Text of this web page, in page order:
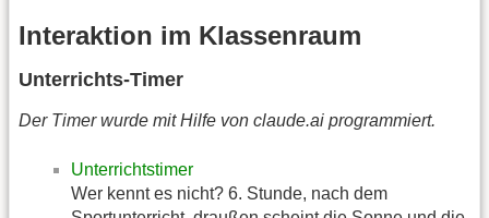
Interaktion im Klassenraum
Unterrichts-Timer
Der Timer wurde mit Hilfe von claude.ai programmiert.
Unterrichtstimer
Wer kennt es nicht? 6. Stunde, nach dem